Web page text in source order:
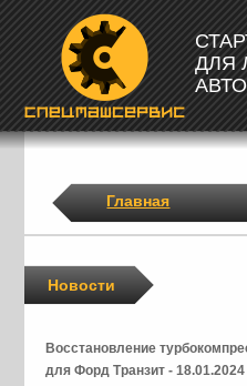
ДЛЯ
Главная
Новости
Восстановление
для Форд Транзит - 18.01.2024